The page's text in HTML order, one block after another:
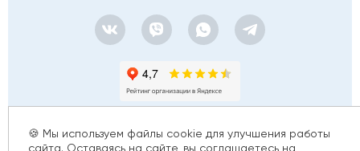
🍪 Мы используем файлы cookie для улучшения работы
сайта. Оставаясь на сайте, вы соглашаетесь на